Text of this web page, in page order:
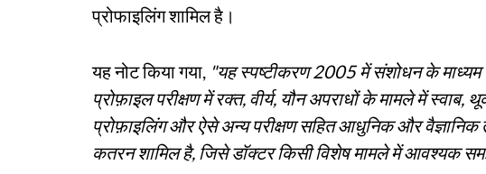
प्रोफाइलिंग शामिल है।
यह नोट किया गया, "यह स्पष्टीकरण 2005 में संशोधन के माध्यम
प्रोफ़ाइल परीक्षण में रक्त, वीर्य, ​​यौन अपराधों के मामले में
प्रोफ़ाइलिंग और ऐसे अन्य परीक्षण सहित आधुनिक और
कतरन शामिल है, जिसे डॉक्टर किसी विशेष मामले में आवश्यक